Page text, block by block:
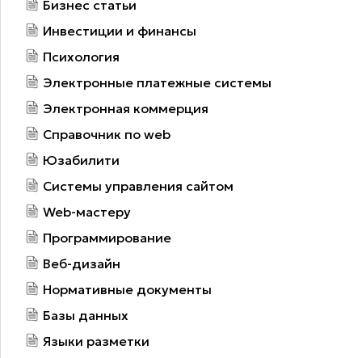
Бизнес статьи
Инвестиции и финансы
Психология
Электронные платежные системы
Электронная коммерция
Справочник по web
Юзабилити
Системы управления сайтом
Web-мастеру
Программирование
Веб-дизайн
Нормативные документы
Базы данных
Языки разметки